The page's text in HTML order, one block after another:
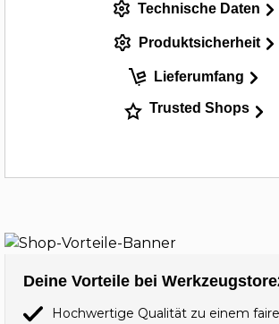
Technische Daten
Produktsicherheit
Lieferumfang
Trusted Shops
Deine Vorteile bei
Hochwertige Qualität zu einem